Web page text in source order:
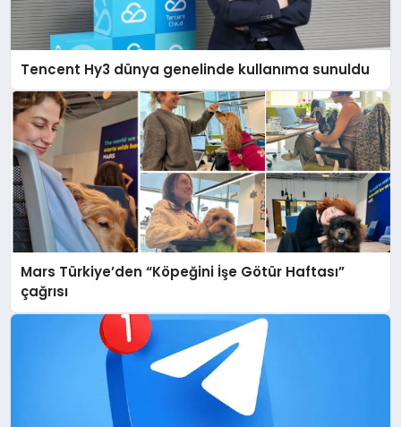
Tencent Hy3 dünya genelinde kullanıma sunuldu
Mars Türkiye’den “Köpeğini İşe Götür Haftası”
çağrısı